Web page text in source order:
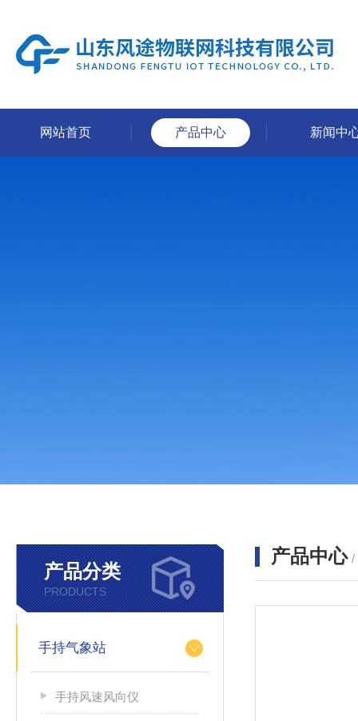
网站首页 产品中心 新闻中
产品分类
PRODUCTS
手持气象站
手持风速风向仪
产品中心 /